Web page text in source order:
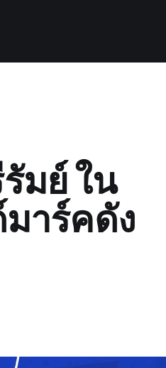
มย์ ใน
มาร์คดัง